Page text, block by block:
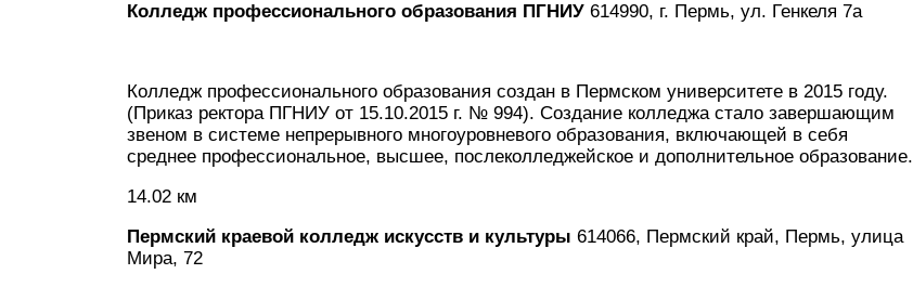
Колледж профессионального образования ПГНИУ 614990, г. Пермь, ул. Генкеля 7а
Колледж профессионального образования создан в Пермском университете в 2015 году.
(Приказ ректора ПГНИУ от 15.10.2015 г. № 994). Создание колледжа стало завершающим
звеном в системе непрерывного многоуровневого образования, включающей в себя
среднее профессиональное, высшее, послеколледжейское и дополнительное образование.
14.02 км
Пермский краевой колледж искусств и культуры 614066, Пермский край, Пермь, улица
Мира, 72